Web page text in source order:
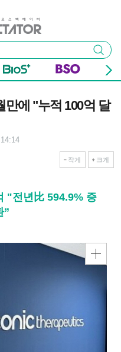
검색
만에 "누적 100억 달
작게 크게
"전년比 594.9% 증
”